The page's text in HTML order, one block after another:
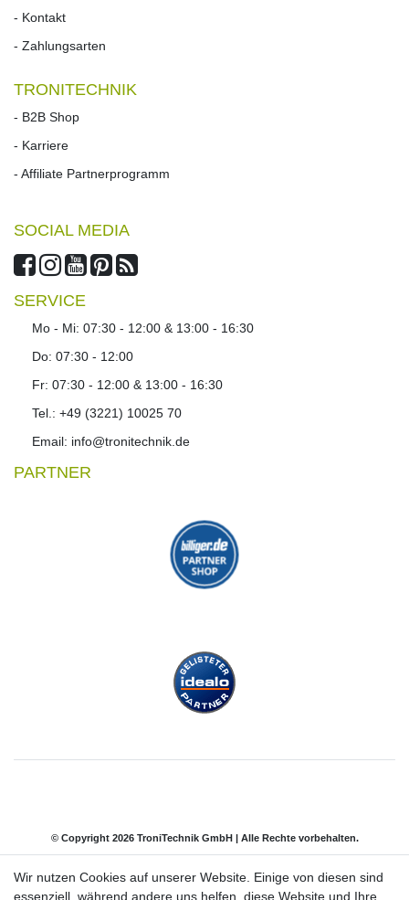
- Kontakt
- Zahlungsarten
TRONITECHNIK
- B2B Shop
- Karriere
- Affiliate Partnerprogramm
SOCIAL MEDIA
SERVICE
Mo - Mi: 07:30 - 12:00 & 13:00 - 16:30
Do: 07:30 - 12:00
Fr: 07:30 - 12:00 & 13:00 - 16:30
Tel.: +49 (3221) 10025 70
Email: info@tronitechnik.de
PARTNER
© Copyright 2026 TroniTechnik GmbH | Alle Rechte vorbehalten.
Impressum Daten­schutz­erklärung AGB
Wir nutzen Cookies auf unserer Website. Einige von diesen sind
essenziell, während andere uns helfen, diese Website und Ihre